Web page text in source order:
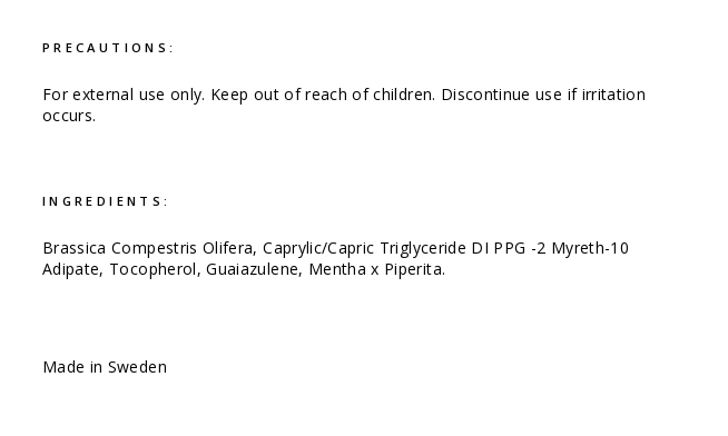
PRECAUTIONS:
For external use only. Keep out of reach of children. Discontinue use if irritation
occurs.
INGREDIENTS:
Brassica Compestris Olifera, Caprylic/Capric Triglyceride DI PPG -2 Myreth-10
Adipate, Tocopherol, Guaiazulene, Mentha x Piperita.
Made in Sweden